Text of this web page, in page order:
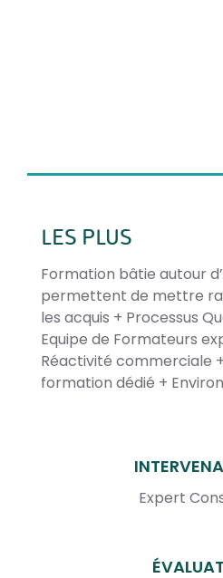
LES PLUS
Formation bâtie autour
permettent de mettre
les acquis + Processus
Equipe de Formateurs
Réactivité commerciale
formation dédié +
Expert